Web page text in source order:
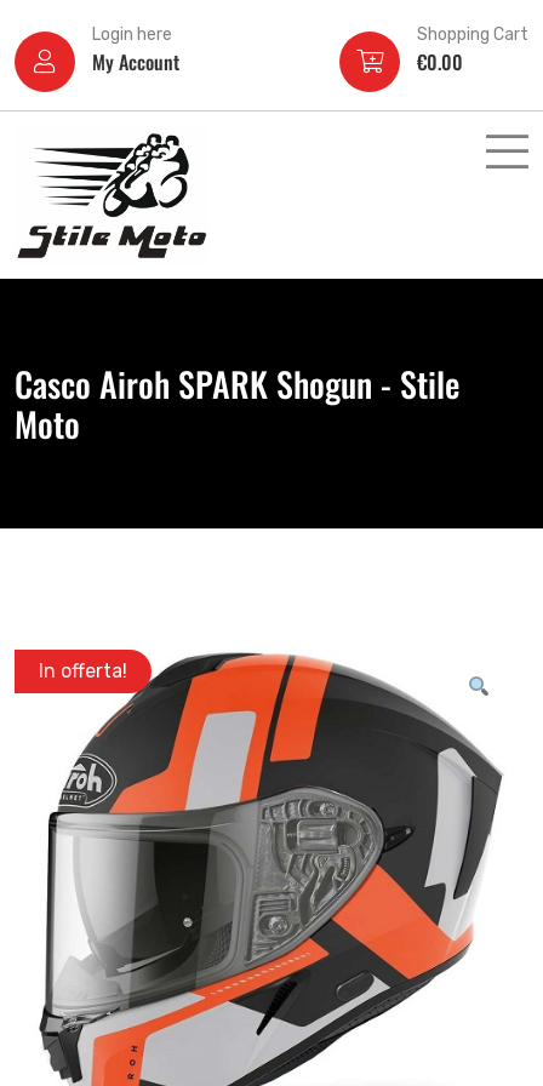
Login here
My Account
Shopping Cart
€0.00
Casco Airoh SPARK Shogun - Stile
Moto
In offerta!